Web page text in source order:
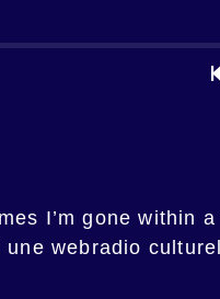
I’m gone within
webradio